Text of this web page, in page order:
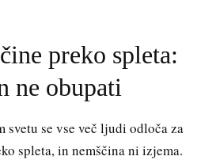
preko spleta:
ne obupati
svetu se vse več ljudi odloča za
spleta, in nemščina ni izjema.